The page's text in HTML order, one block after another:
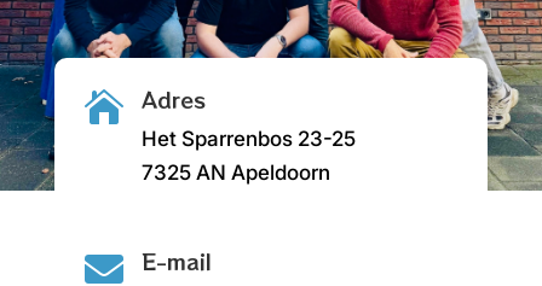
 Adres
Het Sparrenbos 23-25
7325 AN Apeldoorn
 E-mail